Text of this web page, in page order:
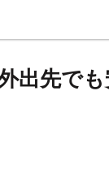
出先で